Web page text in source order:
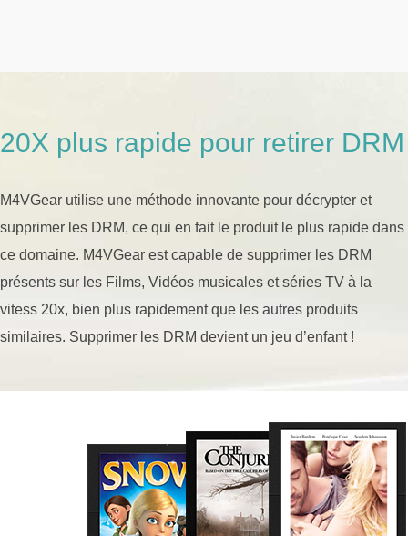
20X plus rapide pour retirer DRM
M4VGear utilise une méthode innovante pour décrypter et
supprimer les DRM, ce qui en fait le produit le plus rapide dans
ce domaine. M4VGear est capable de supprimer les DRM
présents sur les Films, Vidéos musicales et séries TV à la
vitess 20x, bien plus rapidement que les autres produits
similaires. Supprimer les DRM devient un jeu d’enfant !